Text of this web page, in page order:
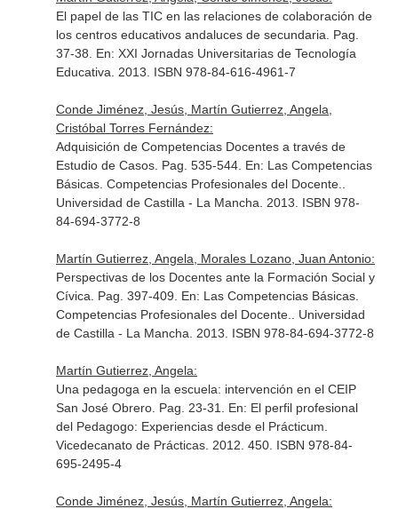
El papel de las TIC en las relaciones de colaboración de
los centros educativos andaluces de secundaria. Pag.
37-38. En: XXI Jornadas Universitarias de Tecnología
Educativa . 2013. ISBN 978-84-616-4961-7
Conde Jiménez, Jesús, Martín Gutierrez, Angela,
Cristóbal Torres Fernández:
Adquisición de Competencias Docentes a través de
Estudio de Casos. Pag. 535-544. En: Las Competencias
Básicas. Competencias Profesionales del Docente.
Universidad de Castilla - La Mancha. 2013. ISBN 978-
84-694-3772-8
Martín Gutierrez, Angela, Morales Lozano, Juan Antonio:
Perspectivas de los Docentes ante la Formación Social y
Cívica. Pag. 397-409. En: Las Competencias Básicas.
Competencias Profesionales del Docente.
. Universidad
de Castilla - La Mancha. 2013. ISBN 978-84-694-3772-8
Martín Gutierrez, Angela:
Una pedagoga en la escuela: intervención en el CEIP
San José Obrero. Pag. 23-31. En: El perfil profesional
del Pedagogo: Experiencias desde el Prácticum
Vicedecanato de Prácticas. 2012. 450. ISBN 978-84-
695-2495-4
Conde Jiménez, Jesús, Martín Gutierrez, Angela: